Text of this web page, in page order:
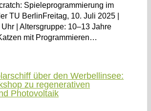
Spieleprogrammierung im
TU BerlinFreitag, 10. Juli 2025 |
| Altersgruppe: 10–13 Jahre
mit Programmieren…
über den Werbellinsee:
zu regenerativen
Photovoltaik